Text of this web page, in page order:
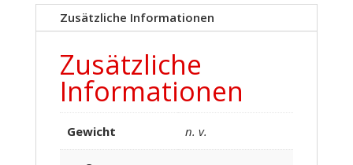
Zusätzliche Informationen
Zusätzliche
Informationen
Gewicht n. v.